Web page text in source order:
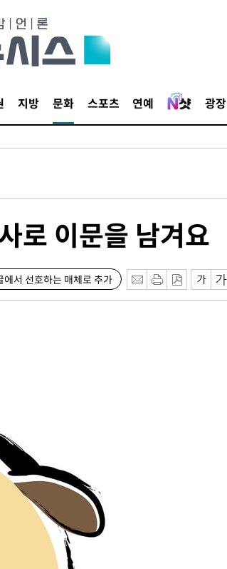
지방 문화 스포츠 연예 광장
로 이문을 남겨요
에서 선호하는 매체로 추가